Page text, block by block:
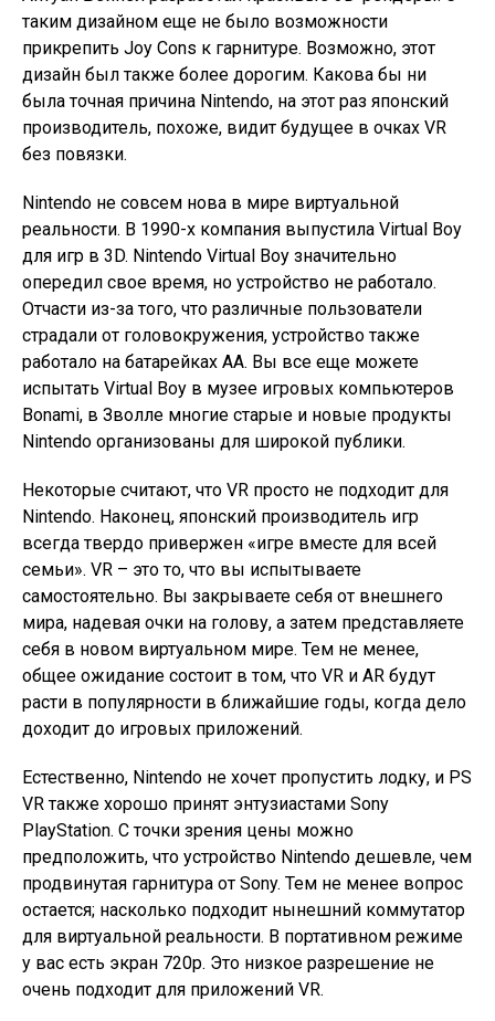
таким дизайном еще не было возможности
прикрепить Joy Cons к гарнитуре. Возможно, этот
дизайн был также более дорогим. Какова бы ни
была точная причина Nintendo, на этот раз японский
производитель, похоже, видит будущее в очках VR
без повязки.
Nintendo не совсем нова в мире виртуальной
реальности. В 1990-х компания выпустила Virtual Boy
для игр в 3D. Nintendo Virtual Boy значительно
опередил свое время, но устройство не работало.
Отчасти из-за того, что различные пользователи
страдали от головокружения, устройство также
работало на батарейках АА. Вы все еще можете
испытать Virtual Boy в музее игровых компьютеров
Bonami, в Зволле многие старые и новые продукты
Nintendo организованы для широкой публики.
Некоторые считают, что VR просто не подходит для
Nintendo. Наконец, японский производитель игр
всегда твердо привержен «игре вместе для всей
семьи». VR – это то, что вы испытываете
самостоятельно. Вы закрываете себя от внешнего
мира, надевая очки на голову, а затем представляете
себя в новом виртуальном мире. Тем не менее,
общее ожидание состоит в том, что VR и AR будут
расти в популярности в ближайшие годы, когда дело
доходит до игровых приложений.
Естественно, Nintendo не хочет пропустить лодку, и PS
VR также хорошо принят энтузиастами Sony
PlayStation. С точки зрения цены можно
предположить, что устройство Nintendo дешевле, чем
продвинутая гарнитура от Sony. Тем не менее вопрос
остается; насколько подходит нынешний коммутатор
для виртуальной реальности. В портативном режиме
у вас есть экран 720p. Это низкое разрешение не
очень подходит для приложений VR.